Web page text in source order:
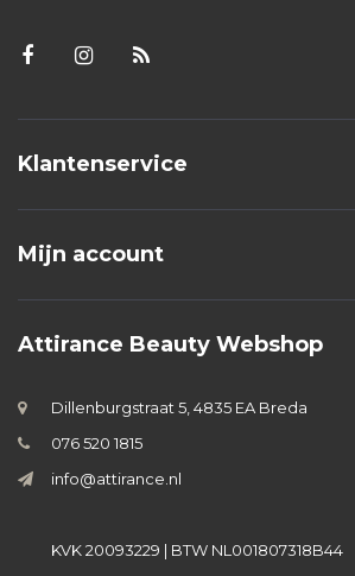
Klantenservice
Mijn account
Attirance Beauty Webshop
Dillenburgstraat 5, 4835 EA Breda
076 520 1815
info@attirance.nl
KVK 20093229 | BTW NL001807318B44